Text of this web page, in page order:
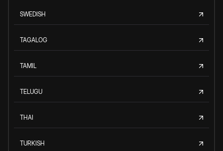
SWEDISH
TAGALOG
TAMIL
TELUGU
THAI
TURKISH